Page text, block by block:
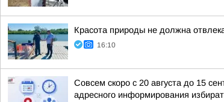
Красота природы не должна
16:10
Совсем скоро с 20 августа до 15
адресного информирования